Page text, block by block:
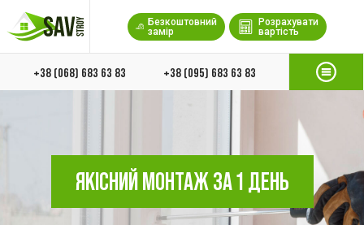
Безкоштовний
замір
Розрахувати
вартість
+38 (068) 683 63 83 +38 (095) 683 63 83
ЯКІСНИЙ МОНТАЖ ЗА 1 ДЕНЬ